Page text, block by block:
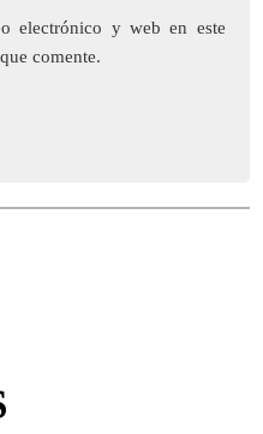
electrónico y web en este
comente.